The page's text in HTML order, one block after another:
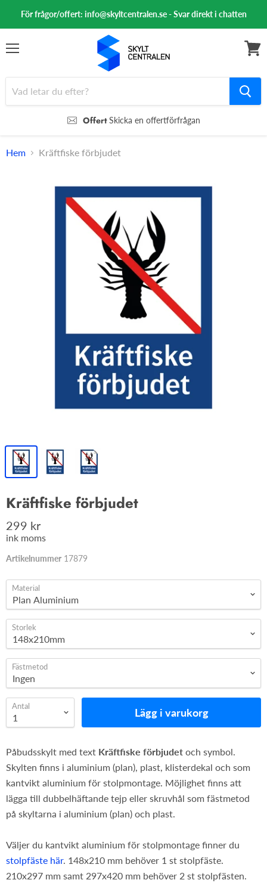
För frågor/offert: info@skyltcentralen.se - Svar direkt i chatten
OffertSkicka en offertförfrågan
Hem Kräftfiske förbjudet
Kräftfiske förbjudet
299 kr
ink moms
Artikelnummer 17879
Material
Storlek
Fästmetod
Antal Lägg i varukorg
Påbudsskylt med text Kräftfiske förbjudet och symbol.
Skylten finns i aluminium (plan), plast, klisterdekal och som
kantvikt aluminium för stolpmontage. Möjlighet finns att
lägga till dubbelhäftande tejp eller skruvhål som fästmetod
på skyltarna i aluminium (plan) och plast.
Väljer du kantvikt aluminium för stolpmontage finner du
stolpfäste här. 148x210 mm behöver 1 st stolpfäste.
210x297 mm samt 297x420 mm behöver 2 st stolpfästen.